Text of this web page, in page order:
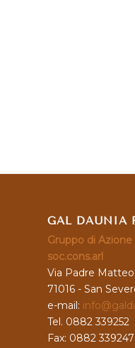
GAL DAUNIA
Gruppo di
soc.cons.arl
Via Padre
71016 - San
e-mail:
Tel. 0882 339252
Fax: 0882 339247